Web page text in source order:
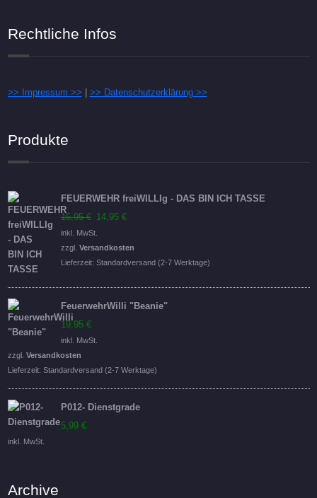
Rechtliche Infos
>> Impressum >> >> Datenschutzerklärung >>
Produkte
FEUERWEHR freiWILLIg - DAS BIN ICH TASSE
16,95€ Ursprünglicher
Preis
war:
16,95 €
14,95 €
ist:
14,95 €.
inkl. MwSt.
zzgl. Versandkosten
Lieferzeit: Standardversand (2-7 Werktage)
FeuerwehrWilli "Beanie"
19,95 €
inkl. MwSt.
zzgl. Versandkosten
Lieferzeit: Standardversand (2-7 Werktage)
P012- Dienstgrade
5,99 €
inkl. MwSt.
Archive